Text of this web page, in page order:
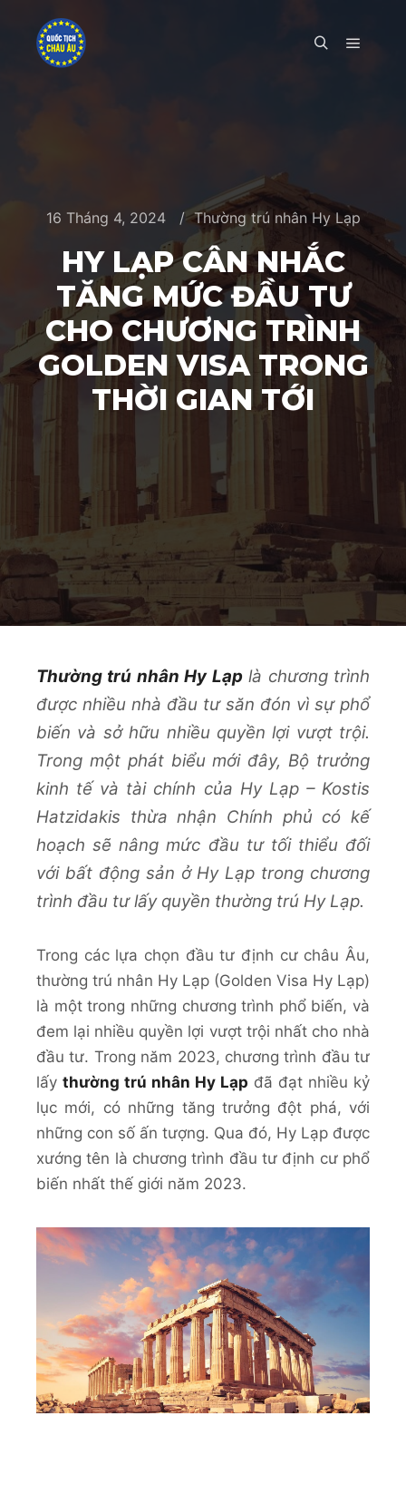
16 Tháng 4, 2024 Thường trú nhân Hy Lạp
HY LẠP CÂN NHẮC
TĂNG MỨC ĐẦU TƯ
CHO CHƯƠNG TRÌNH
GOLDEN VISA TRONG
THỜI GIAN TỚI
Thường trú nhân Hy Lạplà chương trình
được nhiều nhà đầu tư săn đón vì sự phổ
biến và sở hữu nhiều quyền lợi vượt trội.
Trong một phát biểu mới đây, Bộ trưởng
kinh tế và tài chính của Hy Lạp – Kostis
Hatzidakis thừa nhận Chính phủ có kế
hoạch sẽ nâng mức đầu tư tối thiểu đối
với bất động sản ở Hy Lạp trong chương
trình đầu tư lấy quyền thường trú Hy Lạp.
Trong các lựa chọn đầu tư định cư châu Âu,
thường trú nhân Hy Lạp (Golden Visa Hy Lạp)
là một trong những chương trình phổ biến, và
đem lại nhiều quyền lợi vượt trội nhất cho nhà
đầu tư. Trong năm 2023, chương trình đầu tư
lấy thường trú nhân Hy Lạp đã đạt nhiều kỷ
lục mới, có những tăng trưởng đột phá, với
những con số ấn tượng. Qua đó, Hy Lạp được
xướng tên là chương trình đầu tư định cư phổ
biến nhất thế giới năm 2023.